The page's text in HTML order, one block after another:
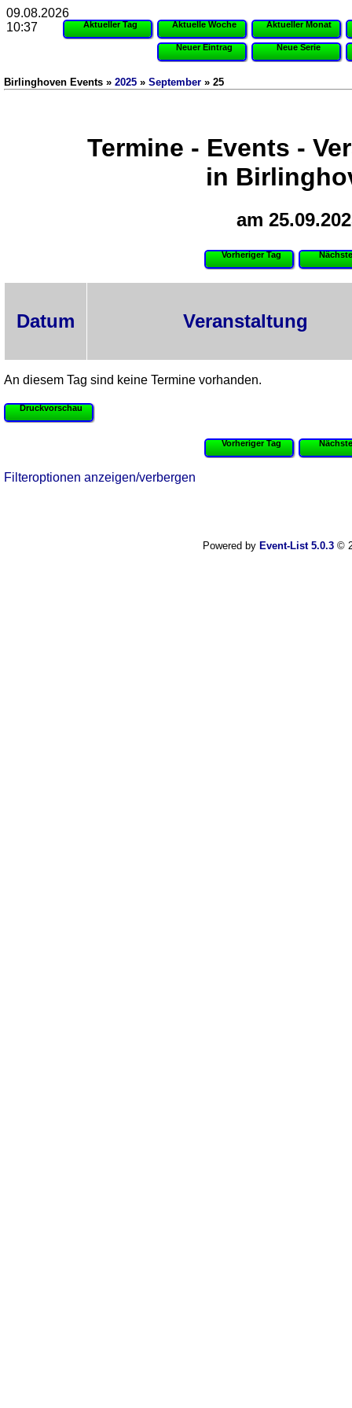
Aktueller Tag Aktuelle Woche Aktueller Monat
Neuer Eintrag Neue Serie
Birlinghoven Events » 2025 » September » 25
Termine - Events -
in
am
Vorheriger Tag
Datum Veranstaltung
An diesem Tag sind keine Termine vorhanden.
Druckvorschau
Vorheriger Tag
Filteroptionen anzeigen/verbergen
Powered by Event-List 5.0.3©
09.08.2026
10:37